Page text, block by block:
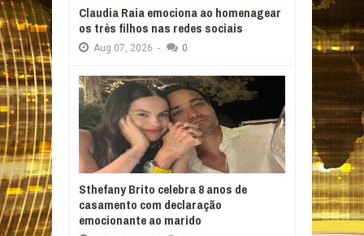
Claudia Raia emociona ao homenagear
os três filhos nas redes sociais
Aug 07, 2026 - 0
Sthefany Brito celebra 8 anos de
casamento com declaração
emocionante ao marido